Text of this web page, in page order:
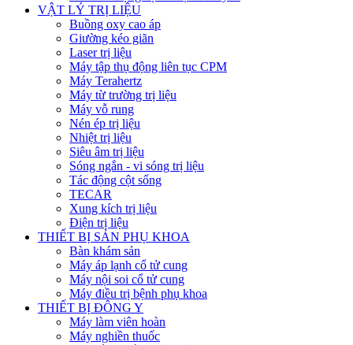
VẬT LÝ TRỊ LIỆU
Buồng oxy cao áp
Giường kéo giãn
Laser trị liệu
Máy tập thụ động liên tục CPM
Máy Terahertz
Máy từ trường trị liệu
Máy vỗ rung
Nén ép trị liệu
Nhiệt trị liệu
Siêu âm trị liệu
Sóng ngắn - vi sóng trị liệu
Tác động cột sống
TECAR
Xung kích trị liệu
Điện trị liệu
THIẾT BỊ SẢN PHỤ KHOA
Bàn khám sản
Máy áp lạnh cổ tử cung
Máy nội soi cổ tử cung
Máy điều trị bệnh phụ khoa
THIẾT BỊ ĐÔNG Y
Máy làm viên hoàn
Máy nghiền thuốc